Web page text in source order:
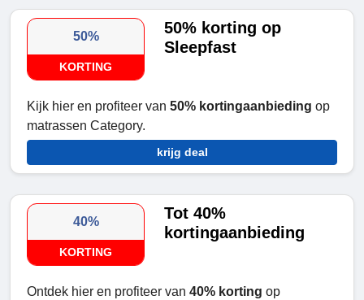
50%
KORTING
50% korting op
Sleepfast
Kijk hier en profiteer van 50% kortingaanbieding op
matrassen Category.
krijg deal
40%
KORTING
Tot 40%
kortingaanbieding
Ontdek hier en profiteer van 40% korting op